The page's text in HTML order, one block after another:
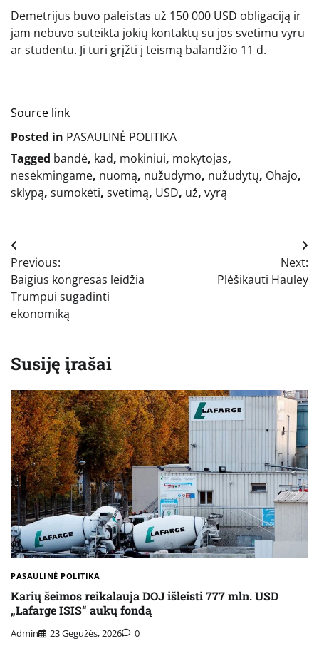
Demetrijus buvo paleistas už 150 000 USD obligaciją ir
jam nebuvo suteikta jokių kontaktų su jos svetimu vyru
ar studentu. Ji turi grįžti į teismą balandžio 11 d.
Source link
Posted in PASAULINĖ POLITIKA
Tagged bandė, kad, mokiniui, mokytojas,
nesėkmingame, nuomą, nužudymo, nužudytų, Ohajo,
sklypą, sumokėti, svetimą, USD, už, vyrą
Navigacija
tarp
įrašų
Previous:
Baigius kongresas leidžia
Trumpui sugadinti
ekonomiką
Next:
Plėšikauti Hauley
Susiję įrašai
PASAULINĖ POLITIKA
Karių šeimos reikalauja DOJ išleisti 777 mln. USD
„Lafarge ISIS“ aukų fondą
Admin 23 Gegužės, 2026 0